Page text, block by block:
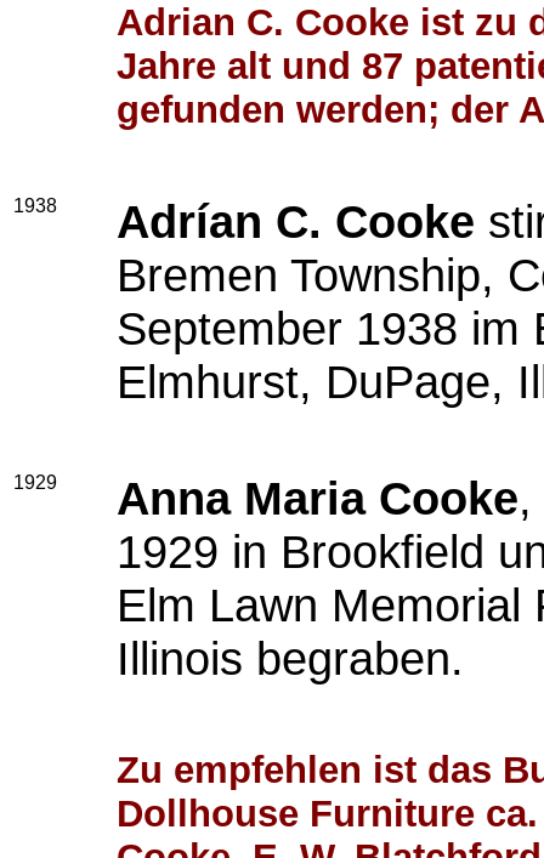
Adrian C. Cooke ist zu
Jahre alt und 87
gefunden werden; der
1938 Adrían C. Cooke
Bremen Township,
September 1938 im
Elmhurst, DuPage,
1929 Anna Maria Cooke
1929 in Brookfield
Elm Lawn
Illinois begraben.
Zu empfehlen ist das
Dollhouse Furniture ca.